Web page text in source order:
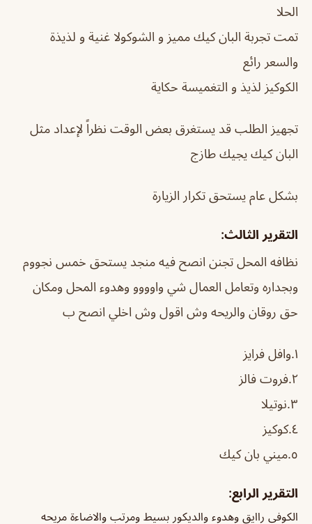
الحلا
تمت تجربة البان كيك مميز و الشوكولا غنية و لذيذة
والسعر رائع
الكوكيز لذيذ و التغميسة حكاية
تجهيز الطلب قد يستغرق بعض الوقت نظراً لإعداد مثل
البان كيك يجيك طازج
بشكل عام يستحق تكرار الزيارة
التقرير الثالث:
نظافه المحل تجنن انصح فيه منجد يستحق خمس نجووم
وبجداره وتعامل العمال شي واوووو وهدوء المحل ومكان
حق روقان والريحه وش اقول وش اخلي انصح ب
١.وافل فرايز
٢.فروت فالز
٣.نوتيلا
٤.كوكيز
٥.ميني بان كيك
التقرير الرابع:
الكوفي راايق وهدوء والديكور بسيط ومرتب والاضاءة مريحه